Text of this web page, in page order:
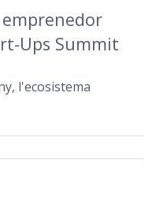
emprenedor
Ups Summit
l'ecosistema